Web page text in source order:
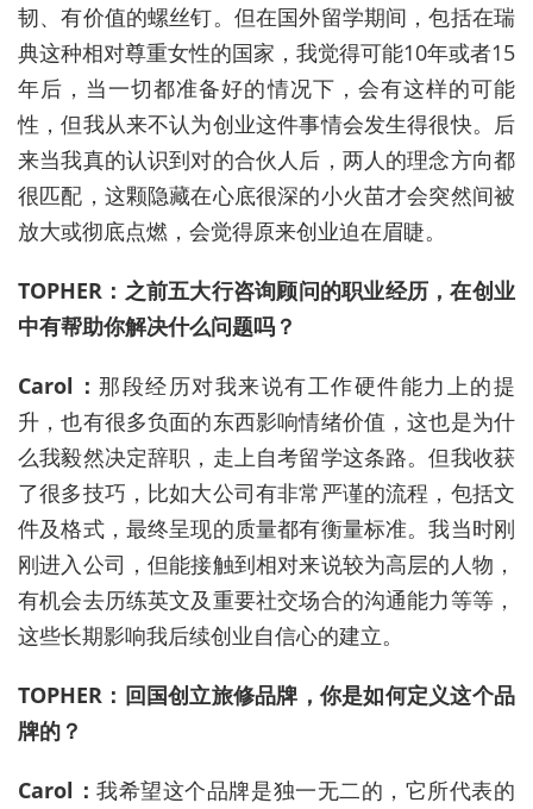
韧、有价值的螺丝钉。但在国外留学期间，包括在瑞
典这种相对尊重女性的国家，我觉得可能10年或者15
年后，当一切都准备好的情况下，会有这样的可能
性，但我从来不认为创业这件事情会发生得很快。后
来当我真的认识到对的合伙人后，两人的理念方向都
很匹配，这颗隐藏在心底很深的小火苗才会突然间被
放大或彻底点燃，会觉得原来创业迫在眉睫。
TOPHER：之前五大行咨询顾问的职业经历，在创业
中有帮助你解决什么问题吗？
Carol：那段经历对我来说有工作硬件能力上的提
升，也有很多负面的东西影响情绪价值，这也是为什
么我毅然决定辞职，走上自考留学这条路。但我收获
了很多技巧，比如大公司有非常严谨的流程，包括文
件及格式，最终呈现的质量都有衡量标准。我当时刚
刚进入公司，但能接触到相对来说较为高层的人物，
有机会去历练英文及重要社交场合的沟通能力等等，
这些长期影响我后续创业自信心的建立。
TOPHER：回国创立旅修品牌，你是如何定义这个品
牌的？
Carol：我希望这个品牌是独一无二的，它所代表的